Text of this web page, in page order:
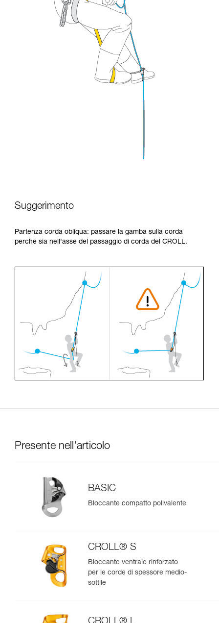
Suggerimento
Partenza corda obliqua: passare la gamba sulla corda
perché sia nell'asse del passaggio di corda del CROLL.
Presente nell'articolo
BASIC
Bloccante compatto polivalente
CROLL® S
Bloccante ventrale rinforzato
per le corde di spessore medio-
sottile